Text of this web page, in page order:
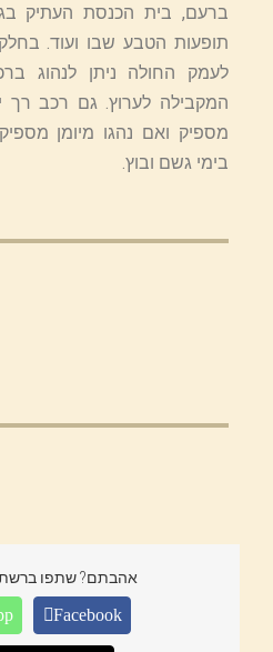
ברעם, בית הכנסת העתיק
תופעות הטבע שבו ועוד.
לעמק החולה ניתן לנהוג
המקבילה לערוץ. גם רכב רך
מספיק ואם נהגו מיומן
בימי גשם ובוץ.
אהבתם? שתפו
Facebook